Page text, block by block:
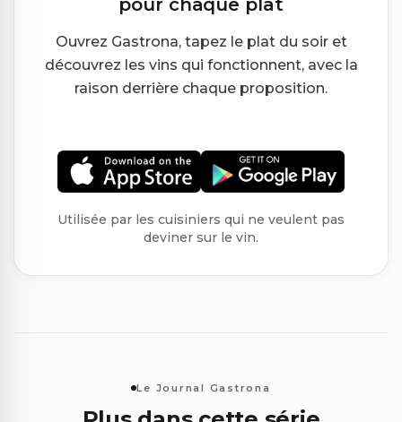
Ouvrez Gastrona, tapez le plat du soir et
découvrez les vins qui fonctionnent, avec la
raison derrière chaque proposition.
Utilisée par les cuisiniers qui ne veulent pas
deviner sur le vin.
Le Journal Gastrona